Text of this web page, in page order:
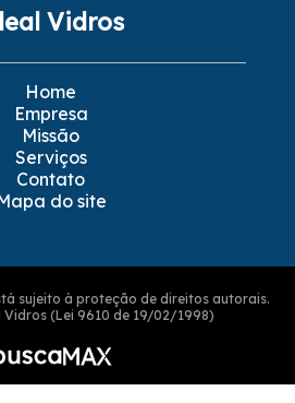
Vidros
Home
Empresa
Missão
Serviços
Contato
do site
sujeito à proteção de direitos autorais.
(Lei 9610 de 19/02/1998)